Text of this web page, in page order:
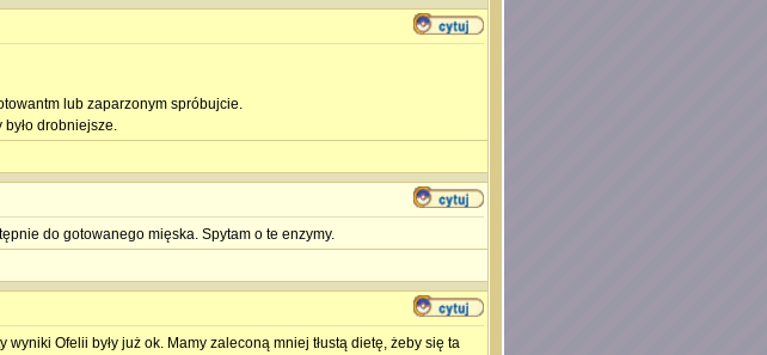
lub zaparzonym spróbujcie.
drobniejsze.
do gotowanego mięska. Spytam o te enzymy.
Ofelii były już ok. Mamy zaleconą mniej tłustą dietę, żeby się ta